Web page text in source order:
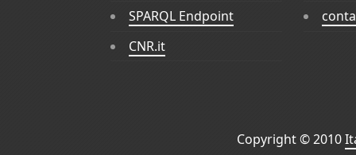
SPARQL Endpoint
CNR.it
Copyright © 2010